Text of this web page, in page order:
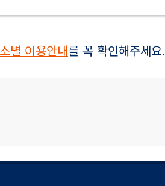
별 이용안내를 꼭 확인해주세요.